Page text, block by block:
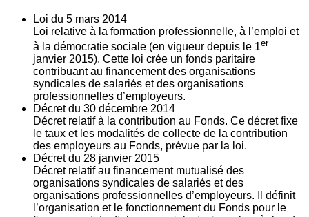
Loi du 5 mars 2014
Loi relative à la formation professionnelle, à l’emploi et
à la démocratie sociale (en vigueur depuis le 1er
janvier 2015). Cette loi crée un fonds paritaire
contribuant au financement des organisations
syndicales de salariés et des organisations
professionnelles d’employeurs.
Décret du 30 décembre 2014
Décret relatif à la contribution au Fonds. Ce décret fixe
le taux et les modalités de collecte de la contribution
des employeurs au Fonds, prévue par la loi.
Décret du 28 janvier 2015
Décret relatif au financement mutualisé des
organisations syndicales de salariés et des
organisations professionnelles d’employeurs. Il définit
l’organisation et le fonctionnement du Fonds pour le